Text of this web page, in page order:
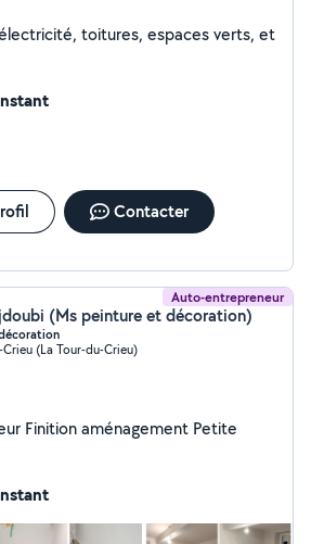
toitures, espaces verts, et
Contacter
Auto-entrepreneur
(Ms peinture et décoration)
Crieu (La Tour-du-Crieu)